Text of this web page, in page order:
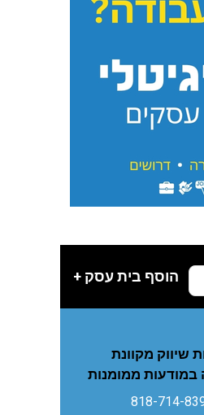
הוסף בית עסק +
שיווק מקוונת
ממומנות
818-714-